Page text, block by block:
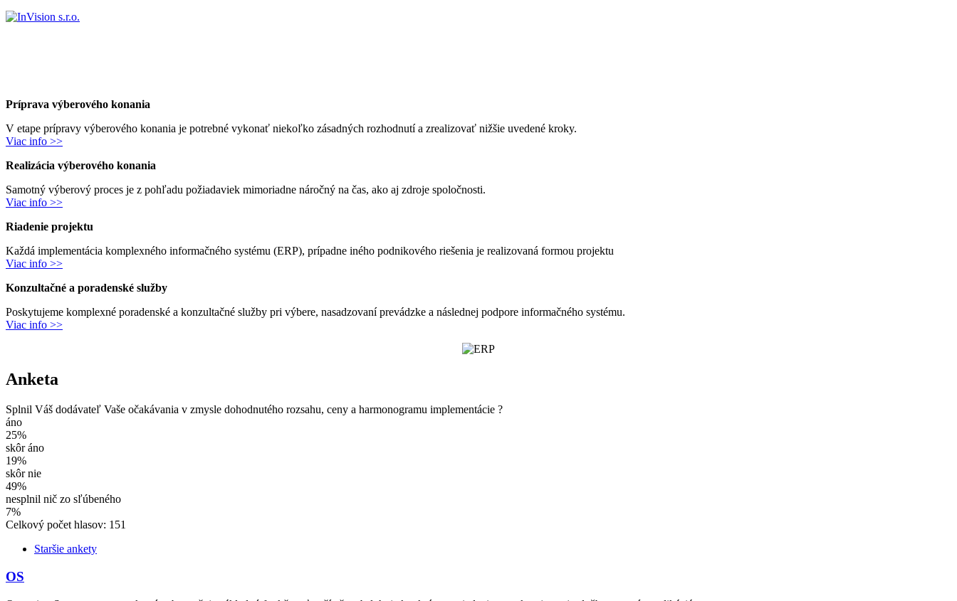
Príprava výberového konania
V etape prípravy výberového konania je potrebné vykonať niekoľko zásadných rozhodnutí a zrealizovať nižšie uvedené kroky.
Viac info >>
Realizácia výberového konania
Samotný výberový proces je z pohľadu požiadaviek mimoriadne náročný na čas, ako aj zdroje spoločnosti.
Viac info >>
Riadenie projektu
Každá implementácia komplexného informačného systému (ERP), prípadne iného podnikového riešenia je realizovaná formou projektu
Viac info >>
Konzultačné a poradenské služby
Poskytujeme komplexné poradenské a konzultačné služby pri výbere, nasadzovaní prevádzke a následnej podpore informačného systému.
Viac info >>
Anketa
Splnil Váš dodávateľ Vaše očakávania v zmysle dohodnutého rozsahu, ceny a harmonogramu implementácie ?
áno
25%
skôr áno
19%
skôr nie
49%
nesplnil nič zo sľúbeného
7%
Celkový počet hlasov: 151
Staršie ankety
OS